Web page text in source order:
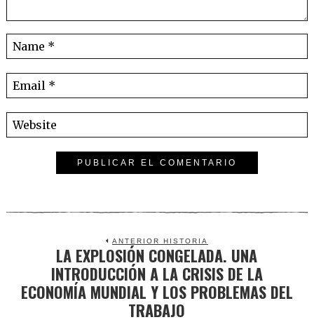
ANTERIOR HISTORIA
Previous
post:
LA EXPLOSIÓN CONGELADA. UNA
INTRODUCCIÓN A LA CRISIS DE LA
ECONOMÍA MUNDIAL Y LOS PROBLEMAS DEL
TRABAJO